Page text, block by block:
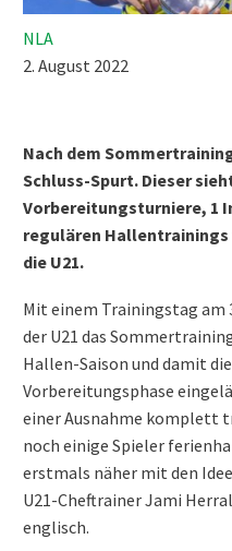
NLA
2. August 2022
Nach dem
Schluss-Spurt. Dieser
Vorbereitungsturniere, 1
regulären
die U21.
Mit einem Trainingstag am
der U21 das
Hallen-Saison und damit
Vorbereitungsphase
einer Ausnahme komplett
noch einige Spieler
erstmals näher mit den
U21-Cheftrainer Jami
englisch.